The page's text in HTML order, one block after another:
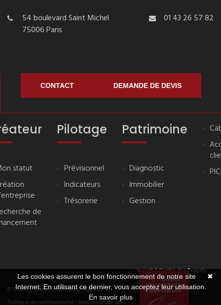
54 boulevard Saint Michel
75006 Paris
01 43 26 57 82
CONTACT DEMANDE DE DEVIS
statut
de
Pilotage
Prévisionnel
Indicateurs
Trésorerie
Patrimoine
Diagnostic
Immobilier
Gestion
© Charles LefebvreMentions légales|
Politique de confidentialité | Réalisation de sites
Inscrit à l'ordre des Experts
comptables
✖
Les cookies assurent le bon fonctionnement de notre site
Internet. En utilisant ce dernier, vous acceptez leur utilisation.
En savoir plus